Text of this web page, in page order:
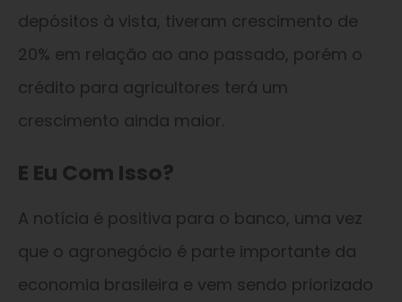
depósitos à vista, tiveram crescimento de
20% em relação ao ano passado, porém o
crédito para agricultores terá um
crescimento ainda maior.
E Eu Com Isso?
A notícia é positiva para o banco, uma vez
que o agronegócio é parte importante da
economia brasileira e vem sendo priorizado